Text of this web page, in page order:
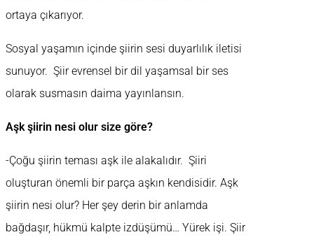
ortaya çıkarıyor.
Sosyal yaşamın içinde şiirin sesi duyarlılık iletisi
sunuyor. Şiir evrensel bir dil yaşamsal bir ses
olarak susmasın daima yayınlansın.
Aşk şiirin nesi olur size göre?
-Çoğu şiirin teması aşk ile alakalıdır. Şiiri
oluşturan önemli bir parça aşkın kendisidir. Aşk
şiirin nesi olur? Her şey derin bir anlamda
bağdaşır, hükmü kalpte izdüşümü… Yürek işi. Şiir